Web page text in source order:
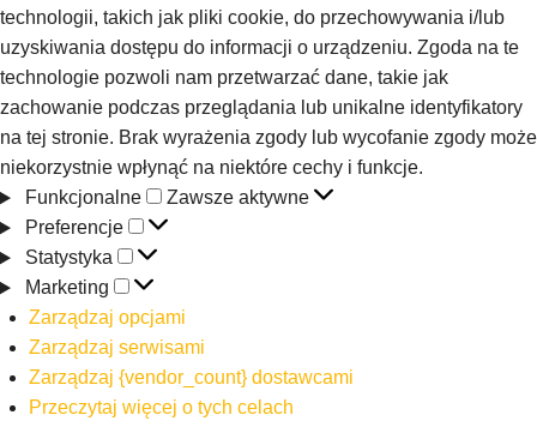
technologii, takich jak pliki cookie, do przechowywania i/lub
uzyskiwania dostępu do informacji o urządzeniu. Zgoda na te
technologie pozwoli nam przetwarzać dane, takie jak
zachowanie podczas przeglądania lub unikalne identyfikatory
na tej stronie. Brak wyrażenia zgody lub wycofanie zgody może
niekorzystnie wpłynąć na niektóre cechy i funkcje.
Funkcjonalne
Zawsze aktywne
Preferencje
Statystyka
Marketing
Zarządzaj opcjami
Zarządzaj serwisami
Zarządzaj {vendor_count} dostawcami
Przeczytaj więcej o tych celach